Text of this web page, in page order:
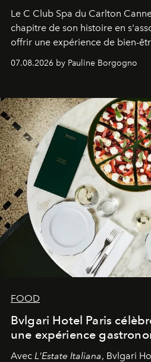
Le C Club Spa du Carlton
chapitre de son histoire en
offrir une expérience de bien-
expertise se rencontrent.
07.08.2026 by Pauline Borgogno
FOOD
Bvlgari Hotel Paris
une expérience
Avec L'Estate Italiana, Bvlgari